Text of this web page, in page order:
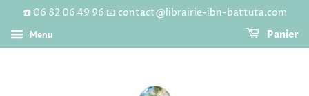
☎️ 06 82 06 49 96 📧 contact@librairie-ibn-battuta.com
Menu Panier